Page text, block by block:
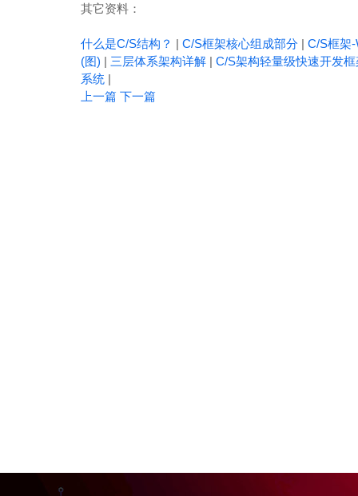
其它资料：
什么是C/S结构？ | C/S框架核心组成部分 | C/S框架
(图) | 三层体系架构详解 | C/S架构轻量级快速开发框
系统 |
上一篇 下一篇